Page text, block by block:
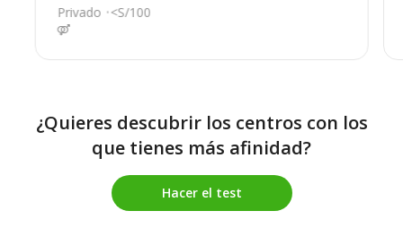
Privado <S/100
¿Quieres descubrir los centros con los
que tienes más afinidad?
Hacer el test